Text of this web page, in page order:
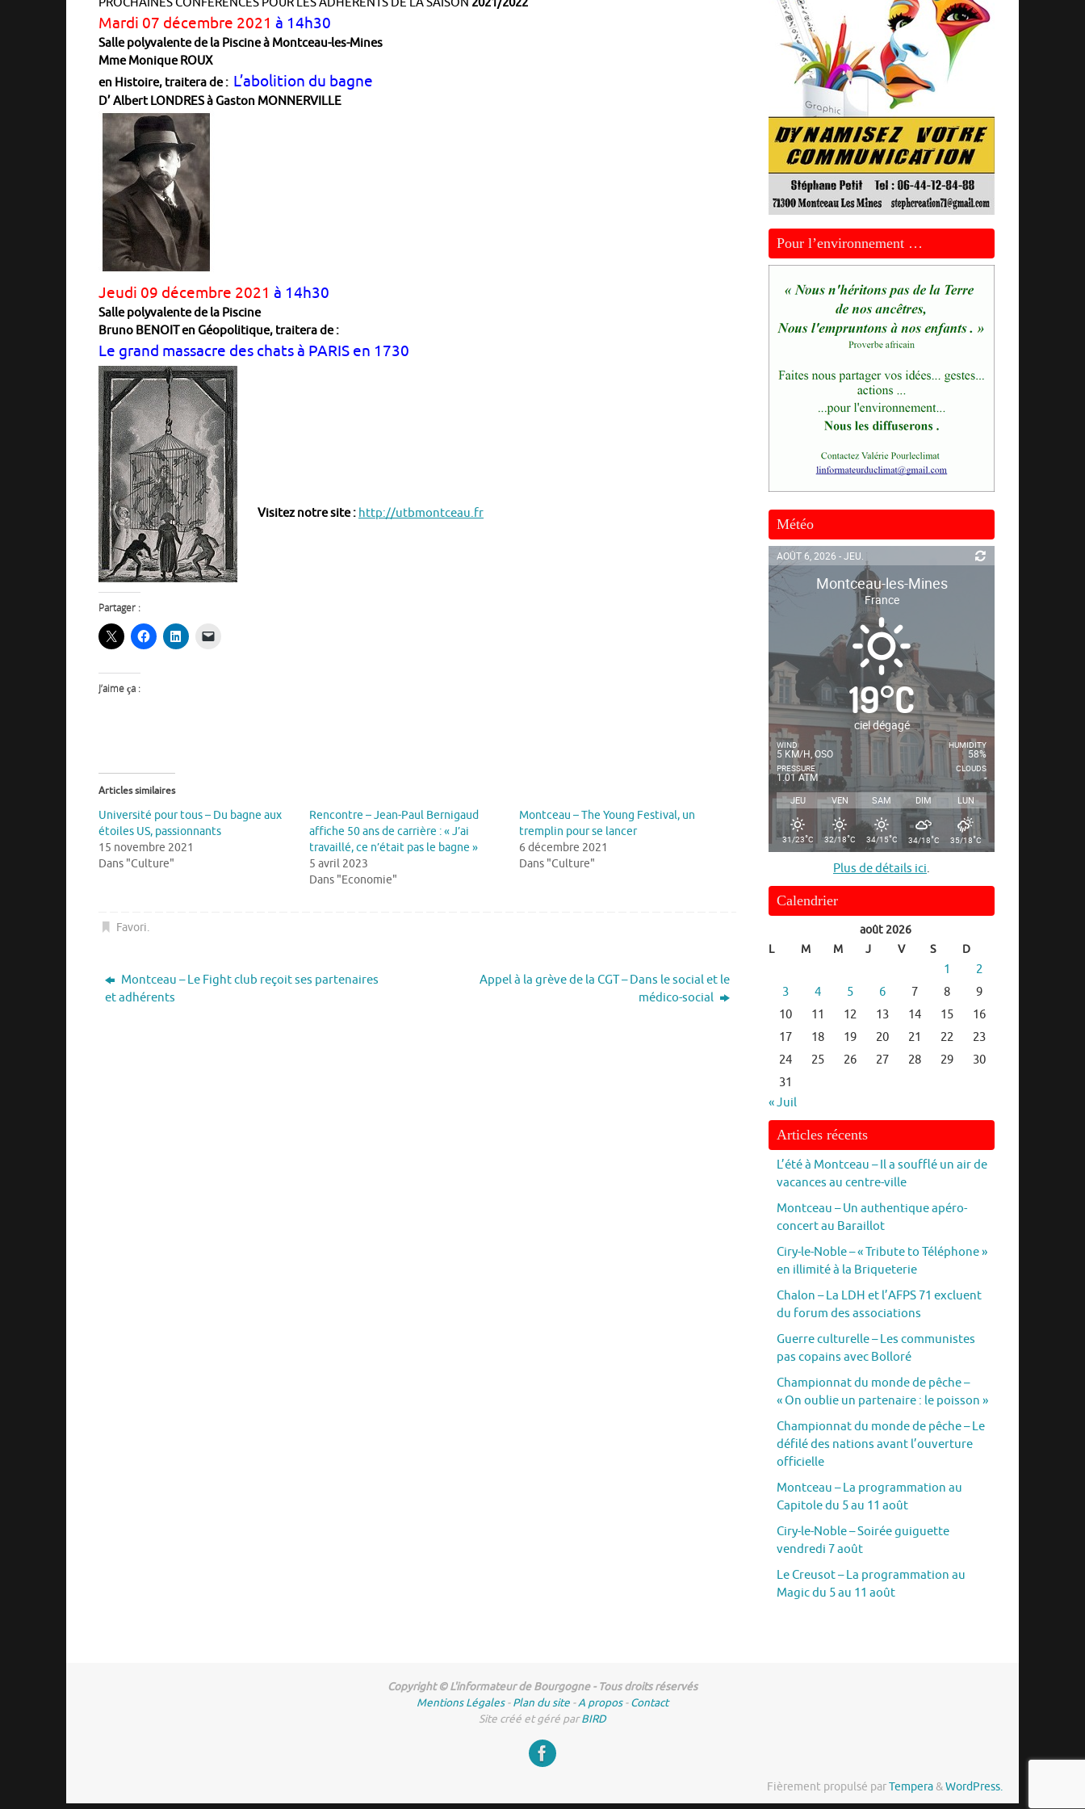
Mardi 07 décembre 2021 à 14h30
Salle polyvalente de la Piscine à Montceau-les-Mines
Mme Monique ROUX
en Histoire, traitera de : L’abolition du bagne
D’ Albert LONDRES à Gaston MONNERVILLE
Jeudi 09 décembre 2021 à 14h30
Salle polyvalente de la Piscine
Bruno BENOITen Géopolitique, traitera de :
Le grand massacre des chats à PARIS en 1730
Visitez notre site : http://utbmontceau.fr
Partager :
J’aime ça :
Articles similaires
Université pour tous – Du bagne aux
étoiles US, passionnants
15 novembre 2021
Dans "Culture"
Rencontre – Jean-Paul Bernigaud
affiche 50 ans de carrière : « J’ai
travaillé, ce n’était pas le bagne »
5 avril 2023
Dans "Economie"
Montceau – The Young Festival, un
tremplin pour se lancer
6 décembre 2021
Dans "Culture"
Favori.
Montceau – Le Fight club reçoit ses partenaires
et adhérents
Appel à la grève de la CGT – Dans le social et le
médico-social
Pour l’environnement …
Météo
AOÛT 6, 2026 - JEU.
Montceau-les-Mines
France
19°C
ciel dégagé
WIND
5 KM/H, OSO
PRESSURE
1.01 ATM
HUMIDITY
58%
CLOUDS
-
JEU VEN SAM DIM LUN
31/23°C 32/18°C 34/15°C 34/18°C 35/18°C
Plus de détails ici.
Calendrier
août 2026
L
M M J V S D
1
2
3
4 5 6 7 8
9
10
11 12 13 14 15
16
17
18 19 20 21 22
23
24
25 26 27 28 29
30
31
« Juil
Articles récents
L’été à Montceau – Il a soufflé un air de
vacances au centre-ville
Montceau – Un authentique apéro-
concert au Baraillot
Ciry-le-Noble – « Tribute to Téléphone »
en illimité à la Briqueterie
Chalon – La LDH et l’AFPS 71 excluent
du forum des associations
Guerre culturelle – Les communistes
pas copains avec Bolloré
Championnat du monde de pêche –
« On oublie un partenaire : le poisson »
Championnat du monde de pêche – Le
défilé des nations avant l’ouverture
officielle
Montceau – La programmation au
Capitole du 5 au 11 août
Ciry-le-Noble – Soirée guiguette
vendredi 7 août
Le Creusot – La programmation au
Magic du 5 au 11 août
Copyright © L'informateur de Bourgogne - Tous droits réservés
Mentions Légales-Plan du site -A propos-Contact
Site créé et géré parBIRD
Fièrement propulsé parTempera&WordPress.